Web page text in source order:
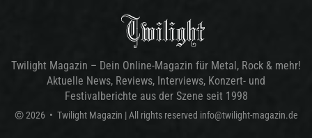
Twilight Magazin – Dein Online-Magazin für Metal, Rock & mehr!
Aktuelle News, Reviews, Interviews, Konzert- und
Festivalberichte aus der Szene seit 1998
© 2026 • Twilight Magazin | All rights reserved info@twilight-magazin.de